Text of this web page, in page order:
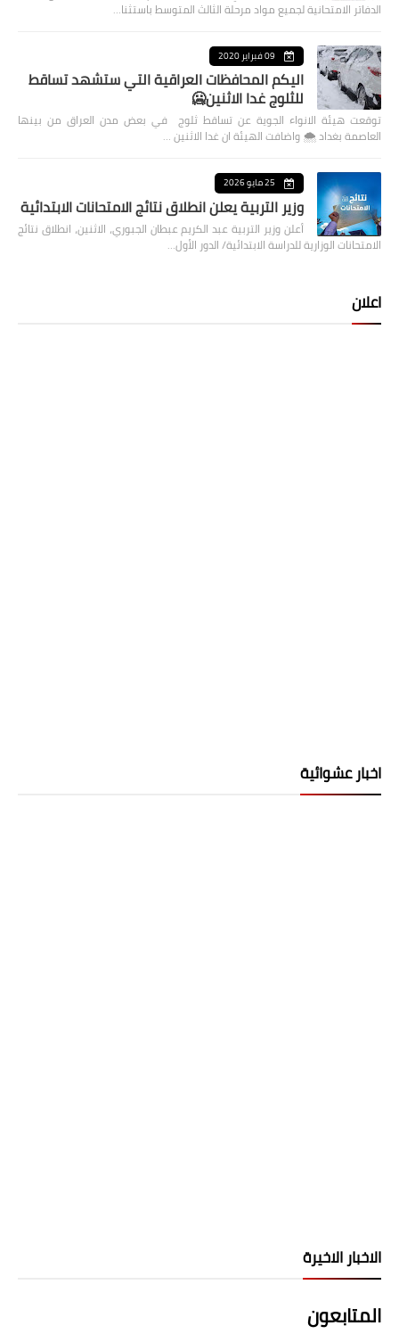
الدفاتر الامتحانية لجميع مواد مرحلة الثالث المتوسط باستثنا…
09 فبراير 2020
اليكم المحافظات العراقية التي ستشهد تساقط
للثلوج غدا الاثنين🥶
توقعت هيئة الانواء الجوية عن تساقط ثلوج في بعض مدن العراق من بينها
العاصمة بغداد ⁦🌨️⁩ واضافت الهيئة ان غدا الاثنين …
25 مايو 2026
وزير التربية يعلن انطلاق نتائج الامتحانات الابتدائية
أعلن وزير التربية عبد الكريم عبطان الجبوري، الاثنين، انطلاق نتائج
الامتحانات الوزارية للدراسة الابتدائية/ الدور الأول…
اعلان
اخبار عشوائية
الاخبار الاخيرة
المتابعون